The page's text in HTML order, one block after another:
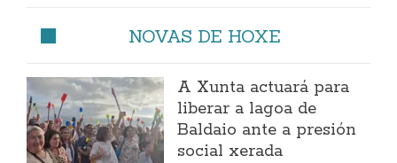
NOVAS DE HOXE
A Xunta actuará para
liberar a lagoa de
Baldaio ante a presión
social xerada